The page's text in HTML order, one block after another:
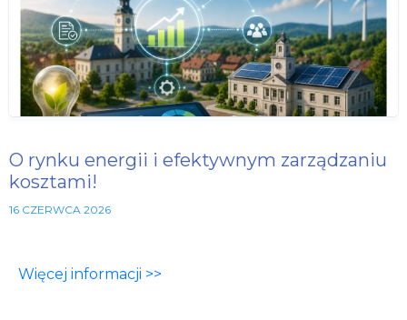
O rynku energii i efektywnym zarządzaniu
kosztami!
16 CZERWCA 2026
Więcej informacji >>